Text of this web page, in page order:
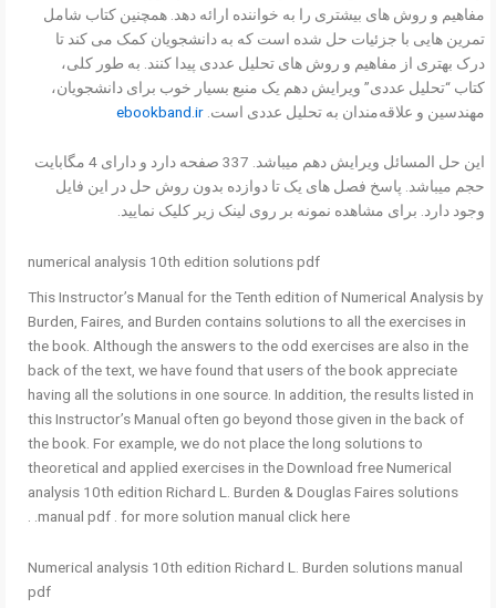
مفاهیم و روش های بیشتری را به خواننده ارائه دهد. همچنین کتاب شامل
تمرین هایی با جزئیات حل شده است که به دانشجویان کمک می کند تا
درک بهتری از مفاهیم و روش های تحلیل عددی پیدا کنند. به طور کلی،
کتاب “تحلیل عددی” ویرایش دهم یک منبع بسیار خوب برای دانشجویان،
مهندسین و علاقه‌مندان به تحلیل عددی است. ebookband.ir
این حل المسائل ویرایش دهم میباشد. 337 صفحه دارد و دارای 4 مگابایت
حجم میباشد. پاسخ فصل های یک تا دوازده بدون روش حل در این فایل
وجود دارد. برای مشاهده نمونه بر روی لینک زیر کلیک نمایید.
numerical analysis 10th edition solutions pdf
This Instructor’s Manual for the Tenth edition of Numerical Analysis by
Burden, Faires, and Burden contains solutions to all the exercises in
the book. Although the answers to the odd exercises are also in the
back of the text, we have found that users of the book appreciate
having all the solutions in one source. In addition, the results listed in
this Instructor’s Manual often go beyond those given in the back of
the book. For example, we do not place the long solutions to
theoretical and applied exercises in the Download free Numerical
analysis 10th edition Richard L. Burden & Douglas Faires solutions
manual pdf . for more solution manual click here. .
Numerical analysis 10th edition Richard L. Burden solutions manual
pdf